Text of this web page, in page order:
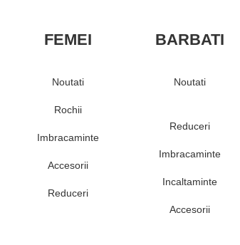
FEMEI
Noutati
Rochii
Imbracaminte
Accesorii
Reduceri
BARBATI
Noutati
Reduceri
Imbracaminte
Incaltaminte
Accesorii